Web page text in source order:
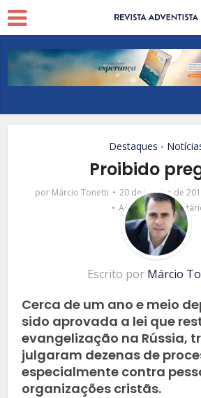
Destaques •
Proibido
por Márcio Tonetti 20 de janeiro de
Adicionar
Escrito por Márcio
Cerca de um ano e meio
sido aprovada a lei que
evangelização na Rússia,
julgaram dezenas de
especialmente contra
organizações cristãs.